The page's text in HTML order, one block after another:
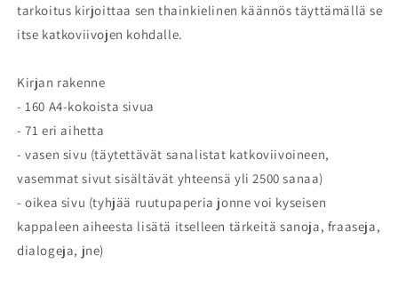
tarkoitus kirjoittaa sen thainkielinen käännös täyttämällä se
itse katkoviivojen kohdalle.
Kirjan rakenne
- 160 A4-kokoista sivua
- 71 eri aihetta
- vasen sivu (täytettävät sanalistat katkoviivoineen,
vasemmat sivut sisältävät yhteensä yli 2500 sanaa)
- oikea sivu (tyhjää ruutupaperia jonne voi kyseisen
kappaleen aiheesta lisätä itselleen tärkeitä sanoja, fraaseja,
dialogeja, jne)